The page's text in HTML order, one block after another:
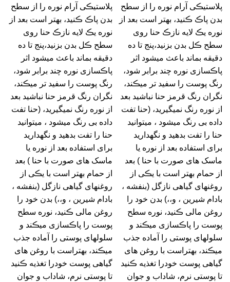
پلاستیڪی آرام نوره را از سطح
بدن پاڪ ڪنید، بهتر است بعد از
نوره یڪ لایه نازڪ حنا روی
سطح ڪل بدن بزنید،پنج تا ده
دقیقه بماند باعث میشود اثر
پاڪسازی نوره چند برابر شود،
رنگ پوست را سفید تر میڪند،
نگران رنگ قرمز حنا نباشید بعد
از نوره رنگ نمیگیرید، (حنا تفت
داده بی رنگ میشود ، میتوانید
حنا را تفت بدهید و نگهدارید
برای استفاده بعد از نوره یا
ماسک های صورت با حنا ) بعد
از حمام بهتر است با یڪی از
روغنهای گیاهی نازگل (بنفشه ،
بادام شیرین ، و،،) بدن خود را
روغن مالی ڪنید، نوره سطح
پوست را پاڪسازی میڪند و
سلولهای پوستی را آماده جذب
میڪند، بهتراست با روغن های
گیاهی پوست خودرا تغذیه ڪنید
تا پوستی نرم، شاداب و جوان
پلاستیڪی آرام نوره را از سطح
بدن پاڪ ڪنید، بهتر است بعد از
نوره یڪ لایه نازڪ حنا روی
سطح ڪل بدن بزنید،پنج تا ده
دقیقه بماند باعث میشود اثر
پاڪسازی نوره چند برابر شود،
رنگ پوست را سفید تر میڪند،
نگران رنگ قرمز حنا نباشید بعد
از نوره رنگ نمیگیرید، (حنا تفت
داده بی رنگ میشود ، میتوانید
حنا را تفت بدهید و نگهدارید
برای استفاده بعد از نوره یا
ماسک های صورت با حنا ) بعد
از حمام بهتر است با یڪی از
روغنهای گیاهی نازگل (بنفشه ،
بادام شیرین ، و،،) بدن خود را
روغن مالی ڪنید، نوره سطح
پوست را پاڪسازی میڪند و
سلولهای پوستی را آماده جذب
میڪند، بهتراست با روغن های
گیاهی پوست خودرا تغذیه ڪنید
تا پوستی نرم، شاداب و جوان